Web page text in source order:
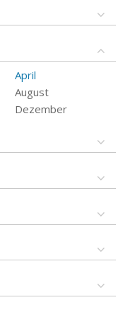
April
August
Dezember